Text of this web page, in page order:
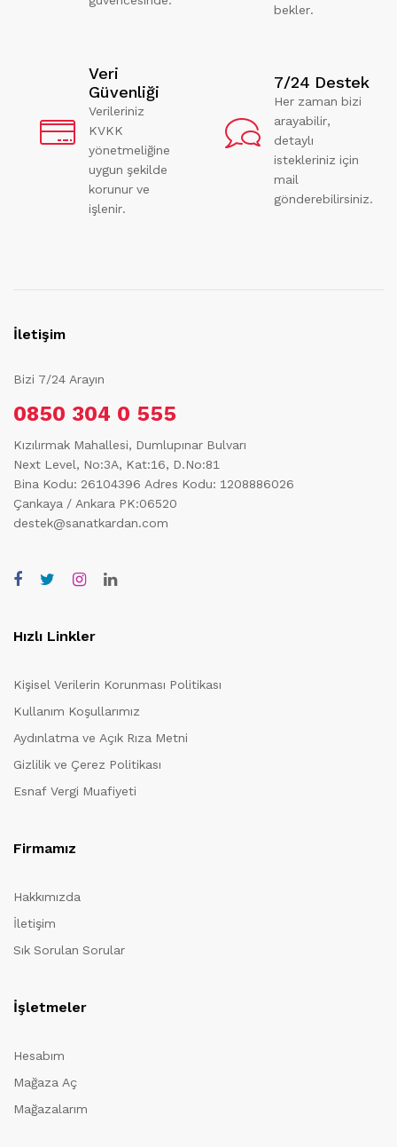
bekler.
Veri
Güvenliği
Verileriniz
KVKK
yönetmeliğine
uygun şekilde
korunur ve
işlenir.
7/24 Destek
Her zaman bizi
arayabilir,
detaylı
istekleriniz için
mail
gönderebilirsiniz.
İletişim
Bizi 7/24 Arayın
0850 304 0 555
Kızılırmak Mahallesi, Dumlupınar Bulvarı
Next Level, No:3A, Kat:16, D.No:81
Bina Kodu: 26104396 Adres Kodu: 1208886026
Çankaya / Ankara PK:06520
destek@sanatkardan.com
Hızlı Linkler
Kişisel Verilerin Korunması Politikası
Kullanım Koşullarımız
Aydınlatma ve Açık Rıza Metni
Gizlilik ve Çerez Politikası
Esnaf Vergi Muafiyeti
Firmamız
Hakkımızda
İletişim
Sık Sorulan Sorular
İşletmeler
Hesabım
Mağaza Aç
Mağazalarım